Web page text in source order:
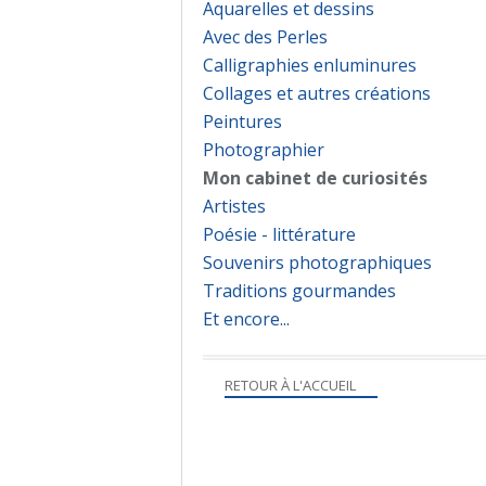
RETOUR À L'ACCUEIL
Aquarelles et dessins
Avec des Perles
Calligraphies enluminures
Collages et autres créations
Peintures
Photographier
Mon cabinet de curiosités
Artistes
Poésie - littérature
Souvenirs photographiques
Traditions gourmandes
Et encore...